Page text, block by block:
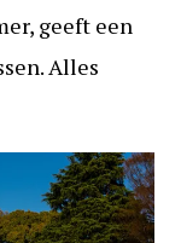
geeft een
Alles